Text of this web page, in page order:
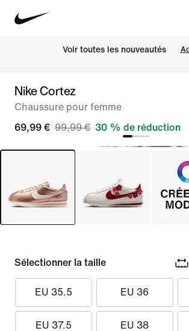
Voir toutes les nouveautés
Nike Cortez
Chaussure pour femme
69,99 € 99,99 € 30 % de réduction
Sélectionner la taille
EU 35.5 EU 36
EU 37.5 EU 38